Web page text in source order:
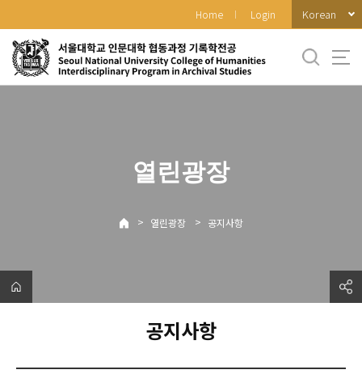
로
메
Home Login Korean
열린광장
> 열린광장 > 공지사항
공지사항